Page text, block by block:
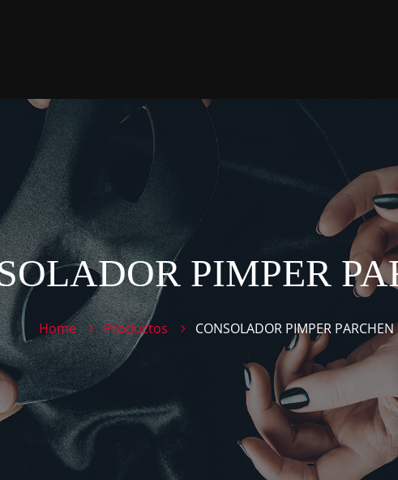
PIMPER
Home Productos CONSOLADOR PIMPER PARCHEN